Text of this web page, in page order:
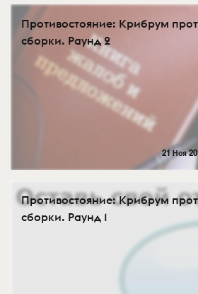
Противостояние: Крибрум
сборки. Раунд 2
21 Ноя
Противостояние: Крибрум
сборки. Раунд 1